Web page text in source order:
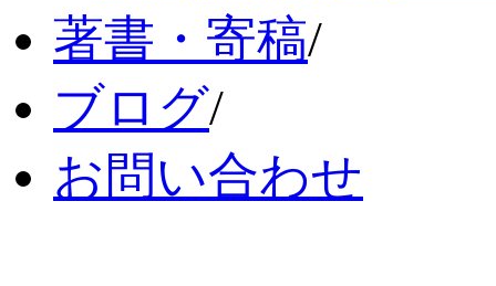
著書・寄稿/
ブログ/
お問い合わせ